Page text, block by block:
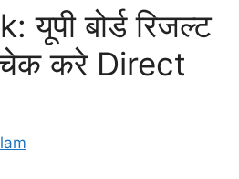
बोर्ड रिजल्ट
चेक करे Direct